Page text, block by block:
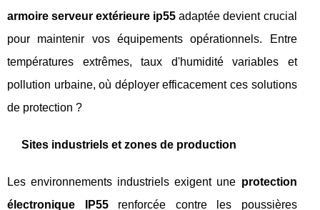
armoire serveur extérieure ip55 adaptée devient crucial
pour maintenir vos équipements opérationnels. Entre
températures extrêmes, taux d'humidité variables et
pollution urbaine, où déployer efficacement ces solutions
de protection ?
Sites industriels et zones de production
Les environnements industriels exigent une protection
électronique IP55renforcée contre les poussières